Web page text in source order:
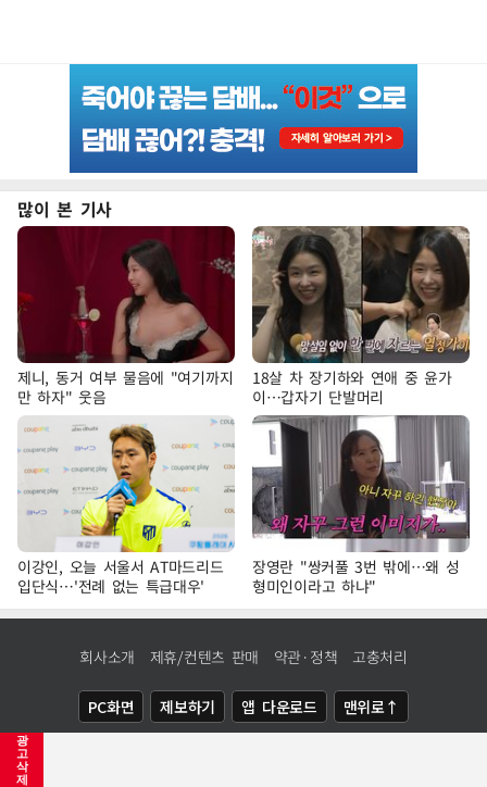
광
고
삭
제
많이 본 기사
제니, 동거 여부 물음에 "여기까지
만 하자" 웃음
18살 차 장기하와 연애 중 윤가
이…갑자기 단발머리
이강인, 오늘 서울서 AT마드리드
입단식…'전례 없는 특급대우'
장영란 "쌍커풀 3번 밖에…왜 성
형미인이라고 하냐"
회사소개 제휴/컨텐츠 판매 약관·정책 고충처리
PC화면 제보하기 앱 다운로드 맨위로↑